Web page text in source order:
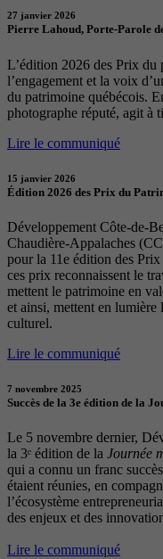
27 janvier 2026
Pierre Lahoud, Porte-Parole
L’édition 2026 des Prix du
l’engagement et la voix
du patrimoine québécois.
photographe réputé, agit à
Lire le communiqué
15 janvier 2026
Édition 2026 des Prix du
Développement Côte-de-
Chaudière-Appalaches
pour la 11e édition des
ces prix reconnaissent le
mettent le patrimoine en
et ainsi, mettent en lumière
culturel.
Lire le communiqué
7 novembre 2025
Succès de la 3e édition de la
Le 5 novembre dernier,
la 3ᵉ édition de la Journée
qui a connu un franc
étaient réunies, en
l’écosystème
des enjeux et des
Lire le communiqué